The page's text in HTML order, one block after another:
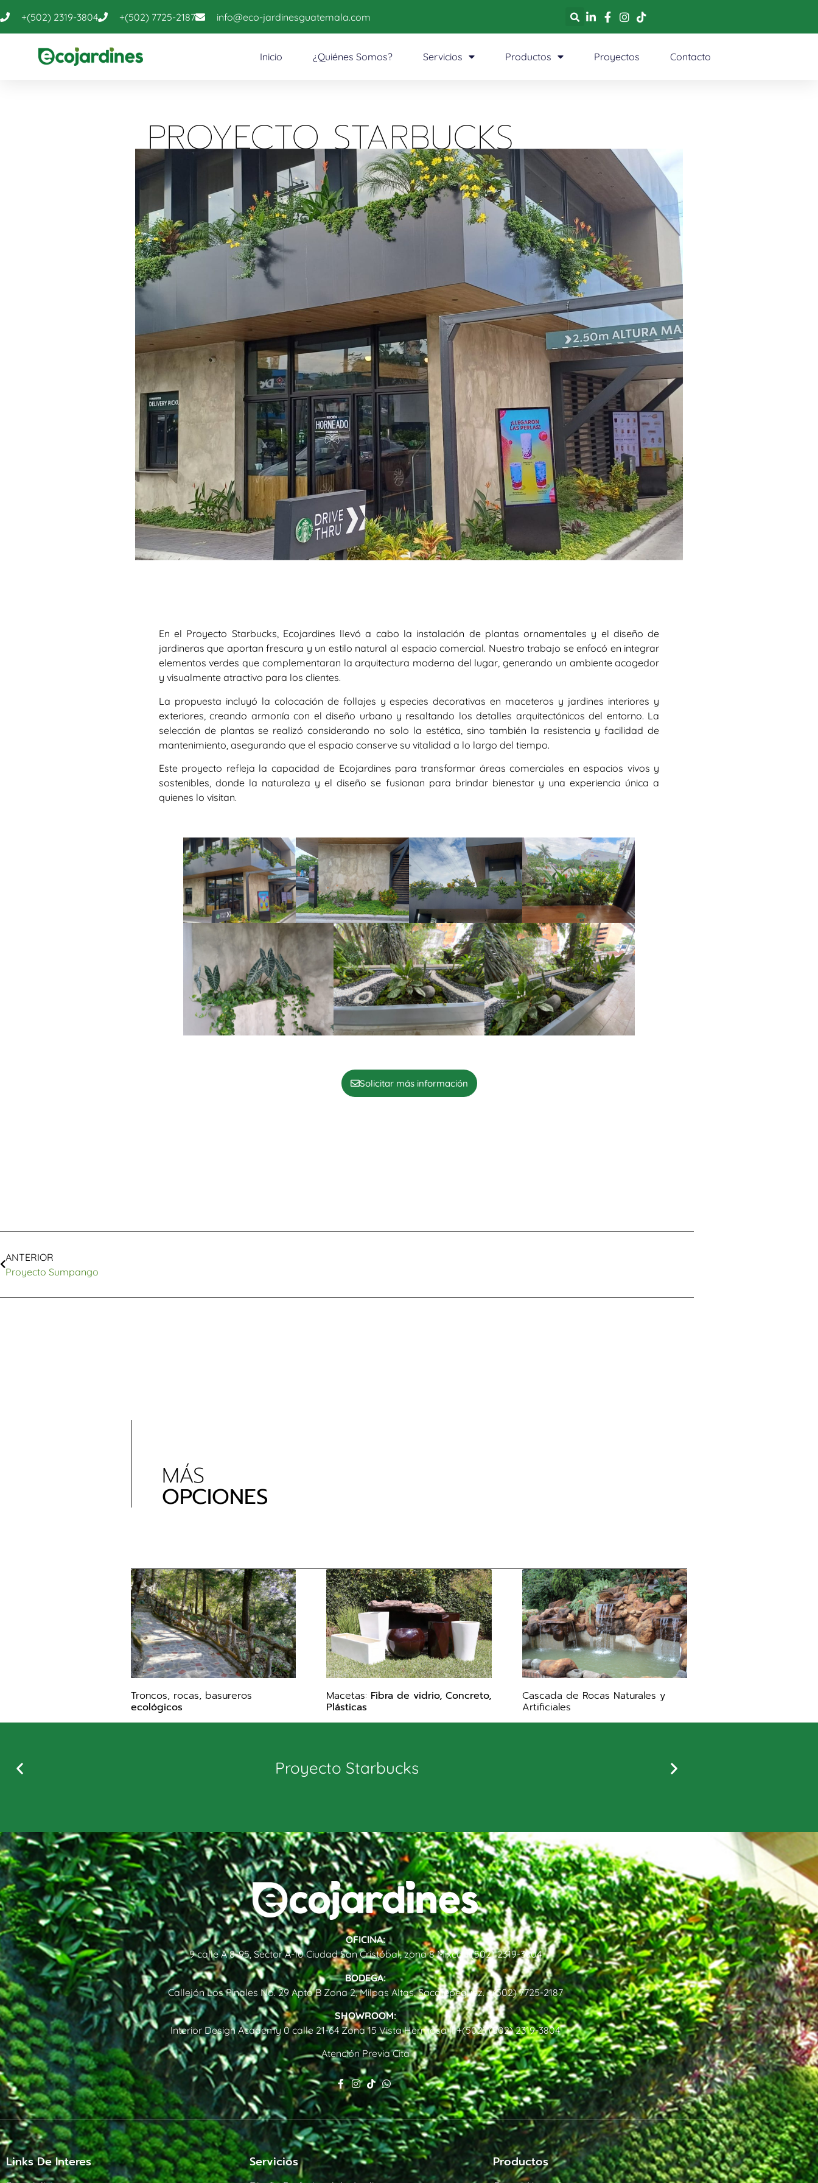
+(502) 2319-3804 +(502) 7725-2187 info@eco-jardinesguatemala.com
Inicio ¿Quiénes Somos? Servicios Productos Proyectos Contacto
PROYECTO STARBUCKS
En el Proyecto Starbucks, Ecojardines llevó a cabo la instalación de plantas ornamentales y el diseño de
jardineras que aportan frescura y un estilo natural al espacio comercial. Nuestro trabajo se enfocó en integrar
elementos verdes que complementaran la arquitectura moderna del lugar, generando un ambiente acogedor
y visualmente atractivo para los clientes.
La propuesta incluyó la colocación de follajes y especies decorativas en maceteros y jardines interiores y
exteriores, creando armonía con el diseño urbano y resaltando los detalles arquitectónicos del entorno. La
selección de plantas se realizó considerando no solo la estética, sino también la resistencia y facilidad de
mantenimiento, asegurando que el espacio conserve su vitalidad a lo largo del tiempo.
Este proyecto refleja la capacidad de Ecojardines para transformar áreas comerciales en espacios vivos y
sostenibles, donde la naturaleza y el diseño se fusionan para brindar bienestar y una experiencia única a
quienes lo visitan.
Solicitar más información
ANTERIOR
Proyecto Sumpango
MÁS
OPCIONES
Troncos, rocas, basureros
ecológicos
Macetas: Fibra de vidrio, Concreto,
Plásticas
Cascada de Rocas Naturales y
Artificiales
Proyecto Starbucks
OFICINA:
9 calle A 8-95, Sector A-10 Ciudad San Cristóbal, zona 8 Mixco +(502) 2319-3804
BODEGA:
Callejón Los Pinales No. 29 Apto B Zona 2, Milpas Altas, Sacatepequez.+(502) 7725-2187
SHOWROOM:
Interior Design Academy 0 calle 21-64 Zona 15 Vista Hermosa II+(502) (502) 2319-3804
Atención Previa Cita
Links De Interes Servicios Productos